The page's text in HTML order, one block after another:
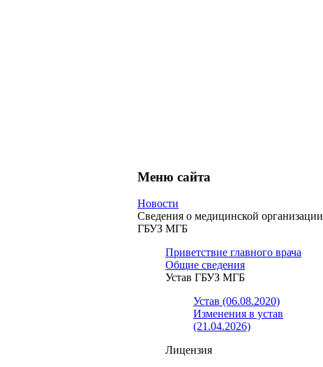
Меню сайта
Новости
Сведения о медицинской организации
ГБУЗ МГБ
Приветствие главного врача
Общие сведения
Устав ГБУЗ МГБ
Устав (06.08.2020)
Изменения в устав
(21.04.2026)
Лицензия